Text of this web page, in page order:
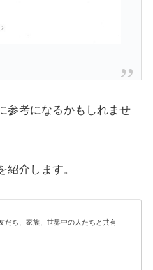
参考になるかもしれませ
紹介します。
だち、家族、世界中の人たちと共有